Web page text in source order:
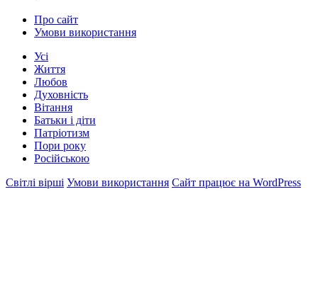
Про сайт
Умови використання
Усі
Життя
Любов
Духовність
Вітання
Батьки і діти
Патріотизм
Пори року
Російською
Світлі вірші Умови використання Сайт працює на WordPress